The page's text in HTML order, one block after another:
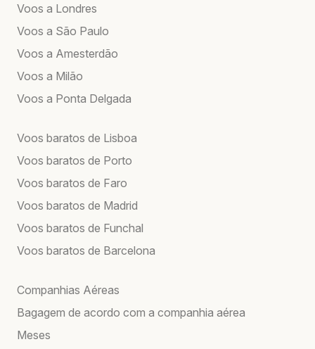
Voos a Londres
Voos a São Paulo
Voos a Amesterdão
Voos a Milão
Voos a Ponta Delgada
Voos baratos de Lisboa
Voos baratos de Porto
Voos baratos de Faro
Voos baratos de Madrid
Voos baratos de Funchal
Voos baratos de Barcelona
Companhias Aéreas
Bagagem de acordo com a companhia aérea
Meses